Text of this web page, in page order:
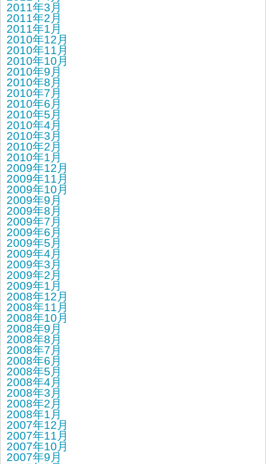
2011年3月
2011年2月
2011年1月
2010年12月
2010年11月
2010年10月
2010年9月
2010年8月
2010年7月
2010年6月
2010年5月
2010年4月
2010年3月
2010年2月
2010年1月
2009年12月
2009年11月
2009年10月
2009年9月
2009年8月
2009年7月
2009年6月
2009年5月
2009年4月
2009年3月
2009年2月
2009年1月
2008年12月
2008年11月
2008年10月
2008年9月
2008年8月
2008年7月
2008年6月
2008年5月
2008年4月
2008年3月
2008年2月
2008年1月
2007年12月
2007年11月
2007年10月
2007年9月